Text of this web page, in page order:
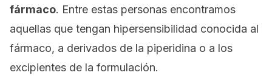
fármaco. Entre estas personas encontramos
aquellas que tengan hipersensibilidad conocida al
fármaco, a derivados de la piperidina o a los
excipientes de la formulación.